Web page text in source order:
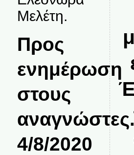
Μελέτη.
Προς
ενημέρωση
στους
4/8/2020